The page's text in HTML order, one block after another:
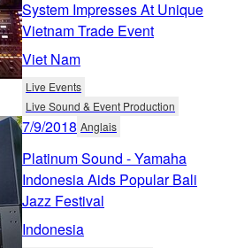
System Impresses At Unique
Vietnam Trade Event
Viet Nam
Live Events
Live Sound & Event Production
7/9/2018 Anglais
Platinum Sound - Yamaha
Indonesia Aids Popular Bali
Jazz Festival
Indonesia